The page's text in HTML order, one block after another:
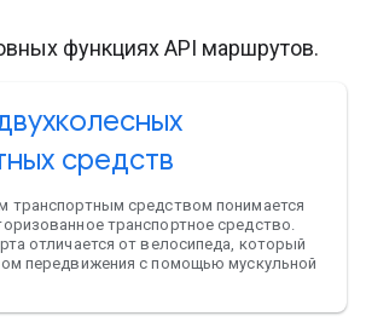
функциях API маршрутов.
средств
транспортным средством понимается
транспортное средство.
отличается от велосипеда, который
передвижения с помощью мускульной